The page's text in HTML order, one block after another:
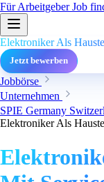
Für ArbeitgeberJob
Elektroniker Als
Jetzt bewerben
Jobbörse
Unternehmen
SPIE Germany
Elektroniker Als